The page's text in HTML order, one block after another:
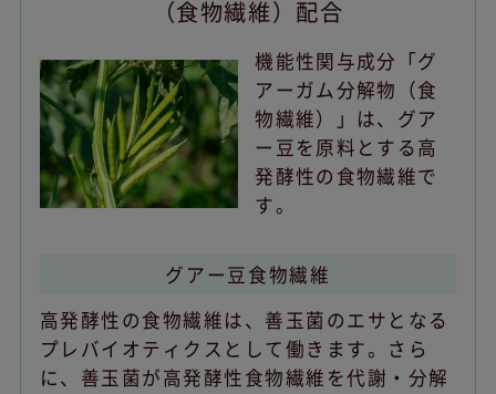
（食物繊維）配合
機能性関与成分「グ
アーガム分解物（食
物繊維）」は、グア
ー豆を原料とする高
発酵性の食物繊維で
す。
グアー豆食物繊維
高発酵性の食物繊維は、善玉菌のエサとなる
プレバイオティクスとして働きます。さら
に、善玉菌が高発酵性食物繊維を代謝・分解